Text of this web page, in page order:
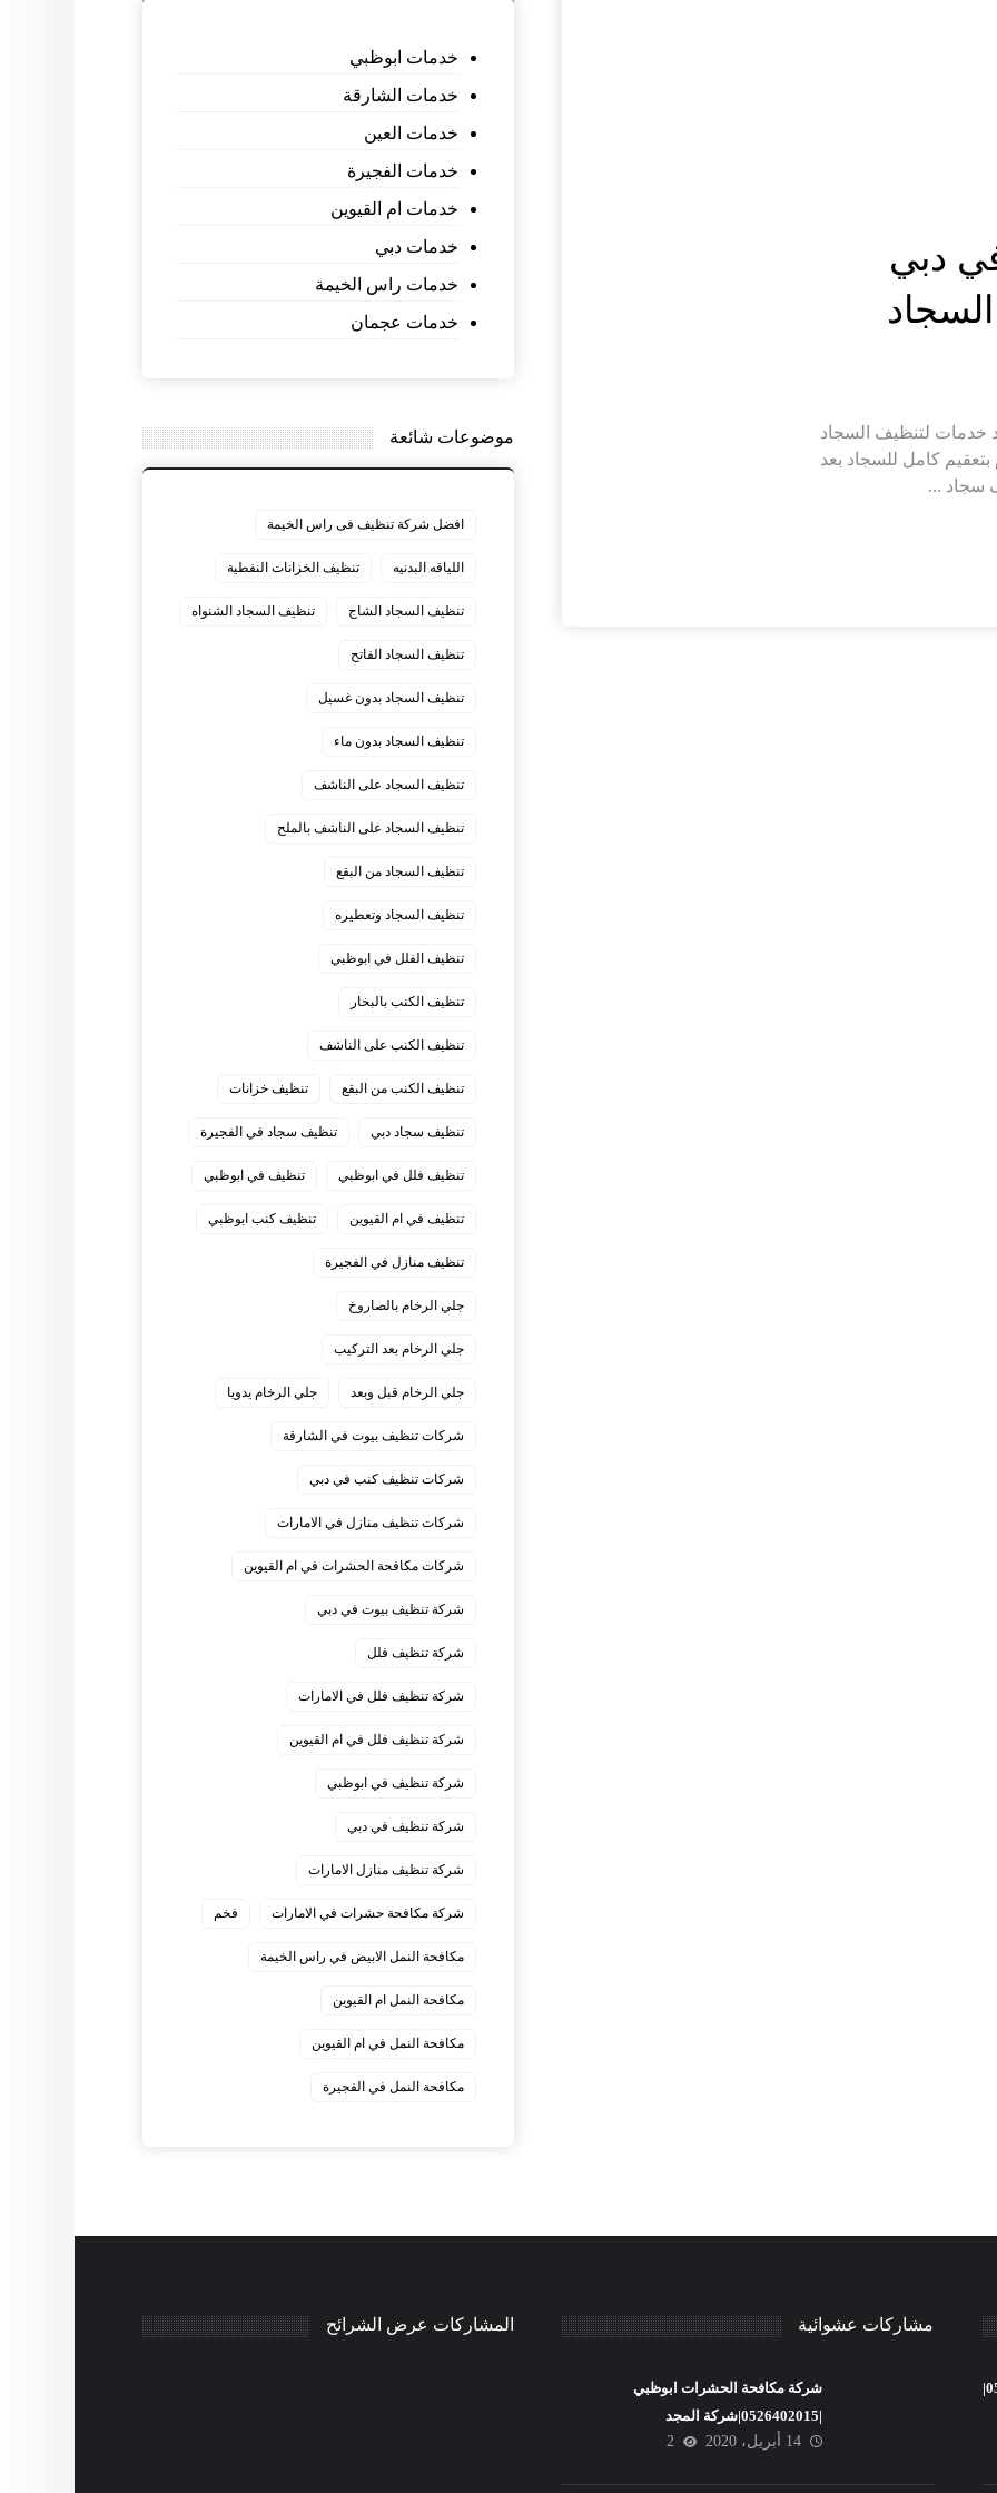
دبي
لتنظيف السجاد
كامل للسجاد بعد
سجاد ...
خدمات ابوظبي
خدمات الشارقة
خدمات العين
خدمات الفجيرة
خدمات ام القيوين
خدمات دبي
خدمات راس الخيمة
خدمات عجمان
موضوعات شائعة
افضل شركة تنظيف فى راس الخيمة
اللياقه البدنيه تنظيف الخزانات النفطية
تنظيف السجاد الشاج تنظيف السجاد الشنواه
تنظيف السجاد الفاتح
تنظيف السجاد بدون غسيل
تنظيف السجاد بدون ماء
تنظيف السجاد على الناشف
تنظيف السجاد على الناشف بالملح
تنظيف السجاد من البقع
تنظيف السجاد وتعطيره
تنظيف الفلل في ابوظبي
تنظيف الكنب بالبخار
تنظيف الكنب على الناشف
تنظيف الكنب من البقع تنظيف خزانات
تنظيف سجاد دبي تنظيف سجاد في الفجيرة
تنظيف فلل في ابوظبي تنظيف في ابوظبي
تنظيف في ام القيوين تنظيف كنب ابوظبي
تنظيف منازل في الفجيرة
جلي الرخام بالصاروخ
جلي الرخام بعد التركيب
جلي الرخام قبل وبعد جلي الرخام يدويا
شركات تنظيف بيوت في الشارقة
شركات تنظيف كنب في دبي
شركات تنظيف منازل في الامارات
شركات مكافحة الحشرات في ام القيوين
شركة تنظيف بيوت في دبي
شركة تنظيف فلل
شركة تنظيف فلل في الامارات
شركة تنظيف فلل في ام القيوين
شركة تنظيف في ابوظبي
شركة تنظيف في دبي
شركة تنظيف منازل الامارات
شركة مكافحة حشرات في الامارات فخم
مكافحة النمل الابيض في راس الخيمة
مكافحة النمل ام القيوين
مكافحة النمل في ام القيوين
‏مكافحة النمل في الفجيرة
شركة تنظيف فلل في عجمان |0526402015|
مشاركات عشوائية
شركة مكافحة الحشرات ابوظبي
|0526402015|شركة المجد
14 أبريل، 2020
2
المشاركات عرض الشرائح